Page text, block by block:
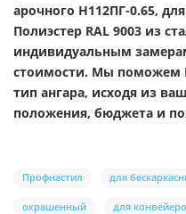
арочного H112ПГ-0.65,
Полиэстер RAL 9003 из
индивидуальным
стоимости. Мы поможем
тип ангара, исходя из
положения, бюджета и
Профнастил для
окрашенный для